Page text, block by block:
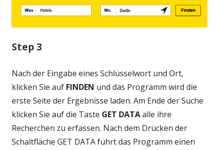
Step 3
Nach der Eingabe eines Schlüsselwort und Ort,
klicken Sie auf FINDEN und das Programm wird die
erste Seite der Ergebnisse laden. Am Ende der Suche
klicken Sie auf die Taste GET DATAalle ihre
Recherchen zu erfassen. Nach dem Drücken der
Schaltfläche GET DATA führt das Programm einen